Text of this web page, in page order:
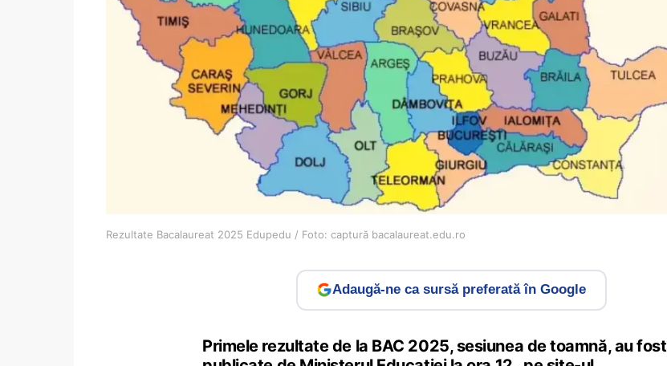
Rezultate Bacalaureat 2025 Edupedu / Foto: captură bacalaureat.edu.ro
Adaugă-ne ca sursă preferată în Google
Primele rezultate de la BAC 2025, sesiunea de toamnă, au fost